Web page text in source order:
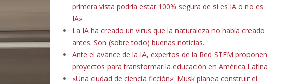
primera vista podría estar 100% segura de si es IA o no es
IA».
La IA ha creado un virus que la naturaleza no había creado
antes. Son (sobre todo) buenas noticias.
Ante el avance de la IA, expertos de la Red STEM proponen
proyectos para transformar la educación en América Latina
«Una ciudad de ciencia ficción»: Musk planea construir el